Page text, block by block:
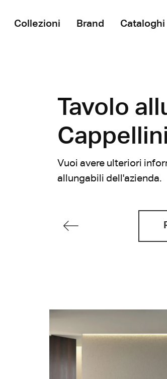
Collezioni Brand Cataloghi
Tavolo
Cappellini
Vuoi avere ulteriori
allungabili dell'azienda.